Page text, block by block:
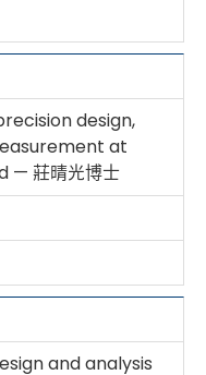
design,
at
— 莊晴光博士
and analysis